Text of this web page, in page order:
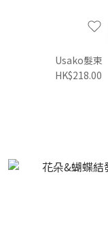
Usako髮束
HK$218.00